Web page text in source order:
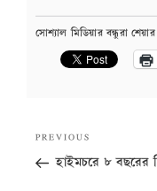
সোশ্যাল মিডিয়ার বন্ধুরা
navigation
Previous
Post
PREVIOUS
হাইমচরে ৮ বছরের